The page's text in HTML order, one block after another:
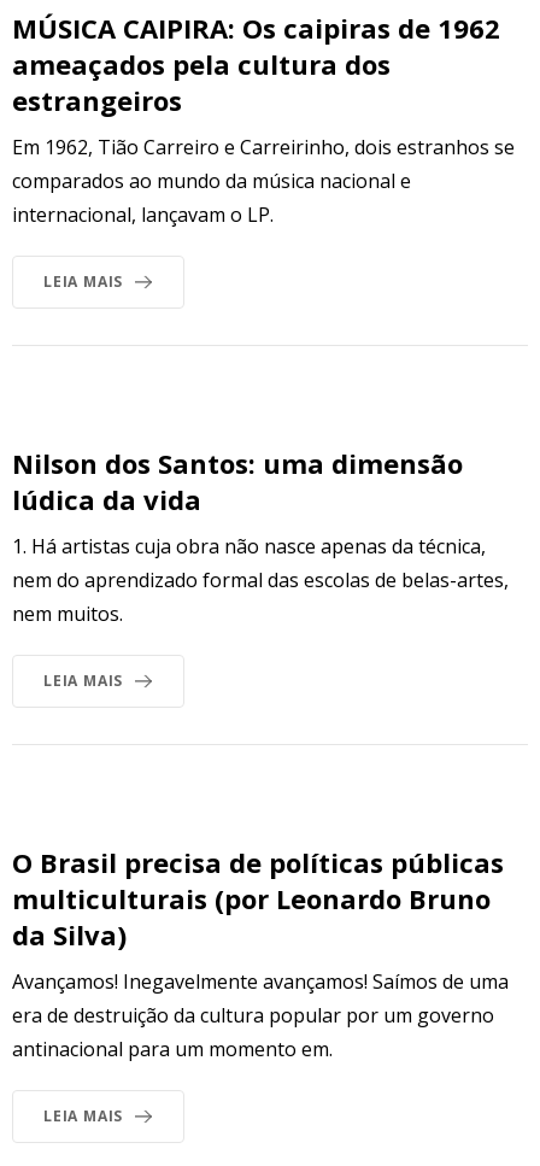
MÚSICA CAIPIRA: Os caipiras de 1962
ameaçados pela cultura dos
estrangeiros
Em 1962, Tião Carreiro e Carreirinho, dois estranhos se
comparados ao mundo da música nacional e
internacional, lançavam o LP.
LEIA MAIS
Nilson dos Santos: uma dimensão
lúdica da vida
1. Há artistas cuja obra não nasce apenas da técnica,
nem do aprendizado formal das escolas de belas-artes,
nem muitos.
LEIA MAIS
O Brasil precisa de políticas públicas
multiculturais (por Leonardo Bruno
da Silva)
Avançamos! Inegavelmente avançamos! Saímos de uma
era de destruição da cultura popular por um governo
antinacional para um momento em.
LEIA MAIS